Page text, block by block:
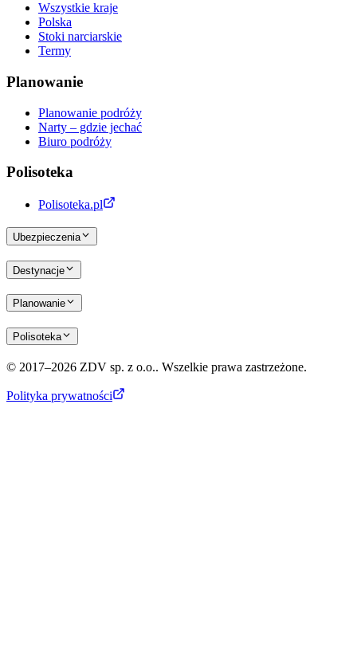
Wszystkie kraje
Polska
Stoki narciarskie
Termy
Planowanie
Planowanie podróży
Narty – gdzie jechać
Biuro podróży
Polisoteka
Polisoteka.pl
Ubezpieczenia
Destynacje
Planowanie
Polisoteka
© 2017–2026 ZDV sp. z o.o.. Wszelkie prawa zastrzeżone.
Polityka prywatności